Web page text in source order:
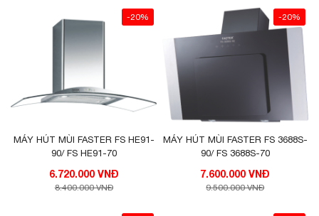
-20%
MÁY HÚT MÙI FASTER FS HE91-
90/ FS HE91-70
6.720.000 VNĐ
8.400.000 VNĐ
-20%
MÁY HÚT MÙI FASTER FS 3688S-
90/ FS 3688S-70
7.600.000 VNĐ
9.500.000 VNĐ